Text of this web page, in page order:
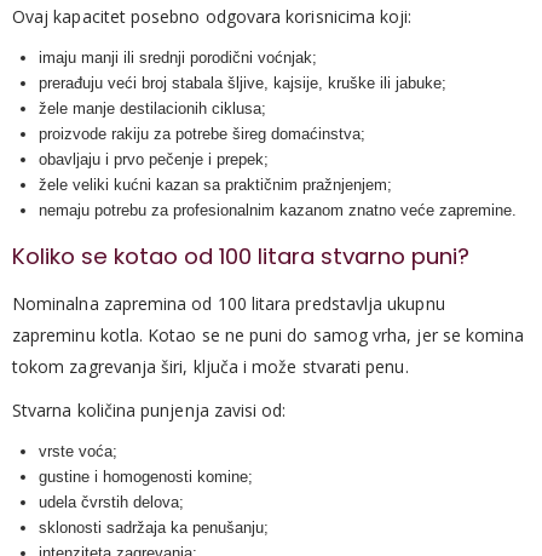
Ovaj kapacitet posebno odgovara korisnicima koji:
imaju manji ili srednji porodični voćnjak;
prerađuju veći broj stabala šljive, kajsije, kruške ili jabuke;
žele manje destilacionih ciklusa;
proizvode rakiju za potrebe šireg domaćinstva;
obavljaju i prvo pečenje i prepek;
žele veliki kućni kazan sa praktičnim pražnjenjem;
nemaju potrebu za profesionalnim kazanom znatno veće zapremine.
Koliko se kotao od 100 litara stvarno puni?
Nominalna zapremina od 100 litara predstavlja ukupnu
zapreminu kotla. Kotao se ne puni do samog vrha, jer se komina
tokom zagrevanja širi, ključa i može stvarati penu.
Stvarna količina punjenja zavisi od:
vrste voća;
gustine i homogenosti komine;
udela čvrstih delova;
sklonosti sadržaja ka penušanju;